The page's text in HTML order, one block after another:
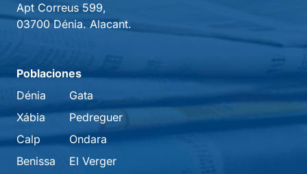
Apt Correus 599,
03700 Dénia. Alacant.
Poblaciones
Dénia
Xábia
Calp
Benissa
Gata
Pedreguer
Ondara
El Verger